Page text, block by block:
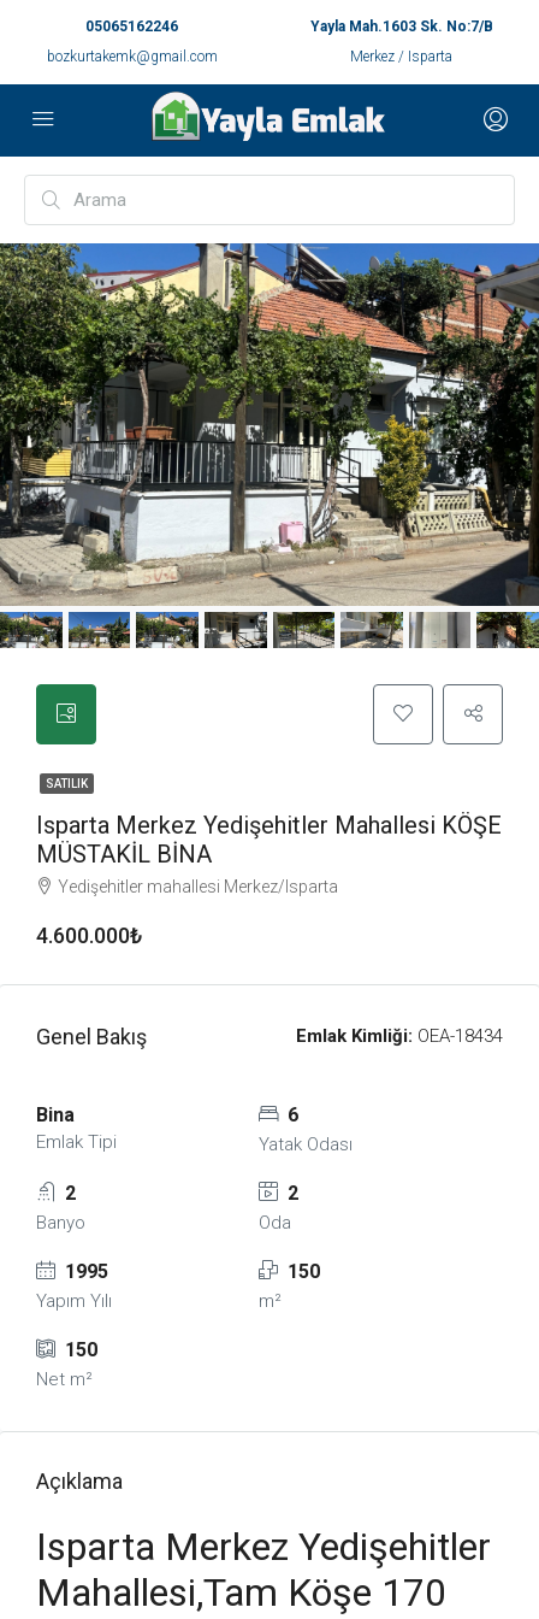
05065162246
bozkurtakemk@gmail.com
Yayla Mah.1603 Sk. No:7/B
Merkez / Isparta
SATILIK
Isparta Merkez Yedişehitler Mahallesi KÖŞE
MÜSTAKİL BİNA
Yedişehitler mahallesi Merkez/Isparta
4.600.000₺
Genel Bakış Emlak Kimliği: OEA-18434
Bina
Emlak Tipi
6
Yatak Odası
2
Banyo
2
Oda
1995
Yapım Yılı
150
m²
150
Net m²
Açıklama
Isparta Merkez Yedişehitler
Mahallesi,Tam Köşe 170